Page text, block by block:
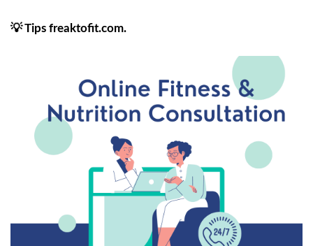
💡 Tips freaktofit.com.